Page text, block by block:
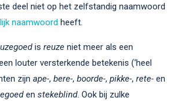
deel niet op het zelfstandig naamwoord
naamwoord heeft.
is reuze niet meer als een
louter versterkende betekenis (‘heel
zijn ape-, bere-, boorde-, pikke-, rete- en
en stekeblind. Ook bij zulke